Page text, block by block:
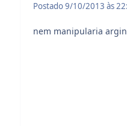
Postado9/10/2013 às
nem manipularia